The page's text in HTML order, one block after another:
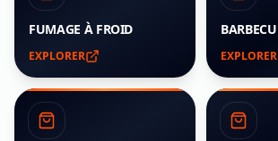
FUMAGE À FROID
EXPLORER EXPLORER